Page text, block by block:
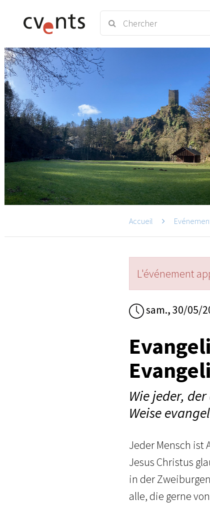
Accueil
L'événement
sam., 30/05/
Wie jeder,
Weise
Jeder Mensch ist
Jesus Christus
in der
alle, die gerne